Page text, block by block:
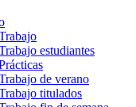
estudiantes
de verano
titulados